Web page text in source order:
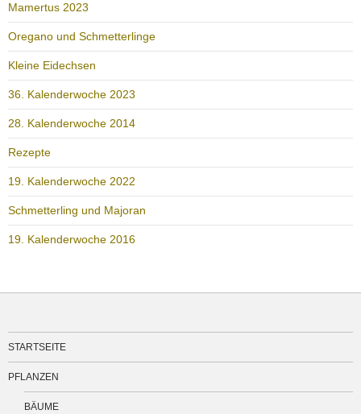
Mamertus 2023
Oregano und Schmetterlinge
Kleine Eidechsen
36. Kalenderwoche 2023
28. Kalenderwoche 2014
Rezepte
19. Kalenderwoche 2022
Schmetterling und Majoran
19. Kalenderwoche 2016
STARTSEITE
PFLANZEN
BÄUME